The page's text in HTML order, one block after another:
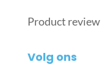
Product review
Volg ons